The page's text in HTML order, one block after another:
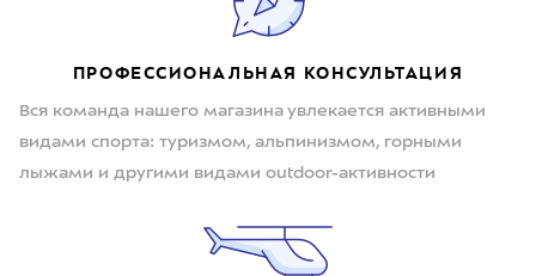
ПРОФЕССИОНАЛЬНАЯ КОНСУЛЬТАЦИЯ
Вся команда нашего магазина увлекается активными
видами спорта: туризмом, альпинизмом, горными
лыжами и другими видами outdoor-активности